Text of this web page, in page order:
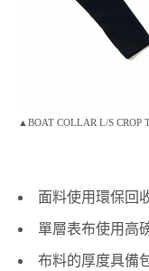
▲BOAT COLLAR L/S CROP
面料使用環保回
單層表布使用高
布料的厚度具備